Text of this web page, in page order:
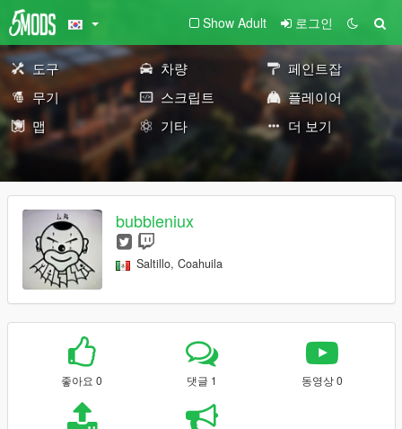
Show Adult 로그인
도구 차량
페인트잡
무기
스크립트
플레이어
맵
기타 더 보기
bubbleniux
Saltillo, Coahuila
좋아요 0 댓글 1 동영상 0